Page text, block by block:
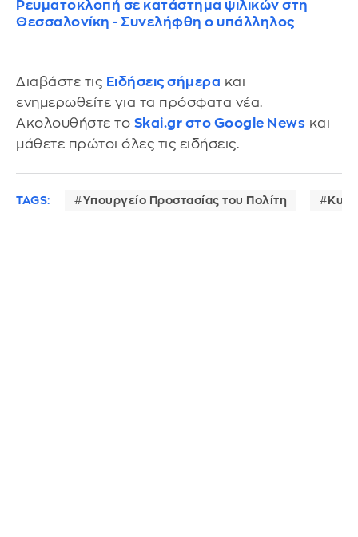
Ρευματοκλοπή σε κατάστημα ψιλικών στη
Θεσσαλονίκη - Συνελήφθη ο υπάλληλος
Διαβάστε τις Ειδήσεις σήμερα και
ενημερωθείτε για τα πρόσφατα νέα.
Ακολουθήστε το Skai.gr στο Google News και
μάθετε πρώτοι όλες τις ειδήσεις.
TAGS: Υπουργείο Προστασίας του Πολίτη